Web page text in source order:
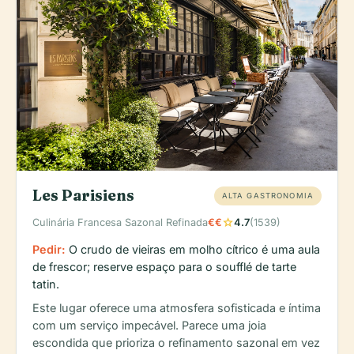
Les Parisiens ALTA GASTRONOMIA
Culinária Francesa Sazonal Refinada€€star4.7(1539)
Pedir: O crudo de vieiras em molho cítrico é uma aula
de frescor; reserve espaço para o soufflé de tarte
tatin.
Este lugar oferece uma atmosfera sofisticada e íntima
com um serviço impecável. Parece uma joia
escondida que prioriza o refinamento sazonal em vez